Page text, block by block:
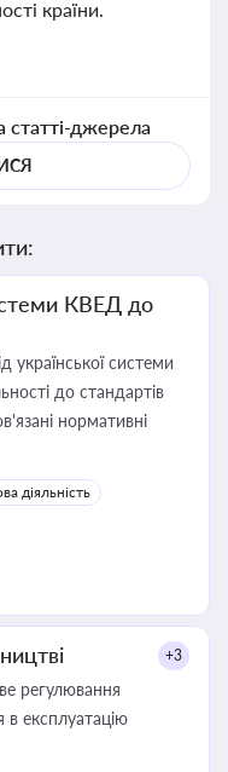
країни.
статті-джерела
КВЕД до
української системи
до стандартів
нормативні
діяльність
+3
регулювання
в експлуатацію